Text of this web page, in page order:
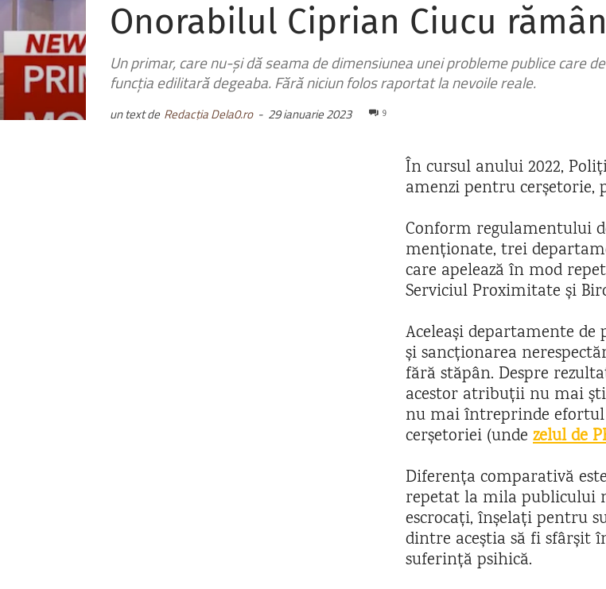
Onorabilul Ciprian Ciucu
Un primar, care nu-și dă seama de dimensiunea unei probleme publice care
funcția edilitară degeaba. Fără niciun folos raportat la nevoile reale.
un text de Redacția Dela0.ro - 29 ianuarie 2023 9
În cursul anului 2022,
amenzi pentru
Conform regulamentului
menționate, trei
care apelează în mod
Serviciul Proximitate și
Aceleași departamente
și sancționarea
fără stăpân. Despre
acestor atribuții nu mai
nu mai întreprinde efortul
cerșetoriei (unde zelul de
Diferența comparativă
repetat la mila publicului
escrocați, înșelați pentru
dintre aceștia să fi sfârșit
suferință psihică.